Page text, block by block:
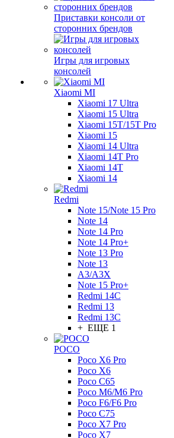
Приставки консоли от
сторонних брендов
Игры для игровых
консолей
Xiaomi MI
Xiaomi 17 Ultra
Xiaomi 15 Ultra
Xiaomi 15T/15T Pro
Xiaomi 15
Xiaomi 14 Ultra
Xiaomi 14T Pro
Xiaomi 14T
Xiaomi 14
Redmi
Note 15/Note 15 Pro
Note 14
Note 14 Pro
Note 14 Pro+
Note 13 Pro
Note 13
A3/A3X
Note 15 Pro+
Redmi 14C
Redmi 13
Redmi 13C
+ ЕЩЕ 1
POCO
Poco X6 Pro
Poco X6
Poco C65
Poco M6/M6 Pro
Poco F6/F6 Pro
Poco C75
Poco X7 Pro
Poco X7